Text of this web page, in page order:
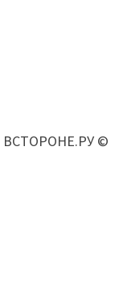
ВСТОРОНЕ.РУ ©